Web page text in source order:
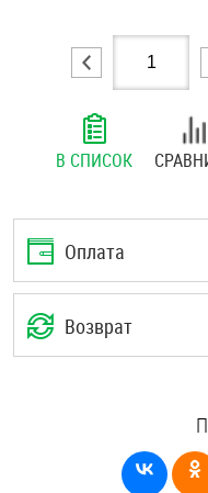
Шплинты
Штифты и пальцы
В СПИСОК
Оплата
Возврат